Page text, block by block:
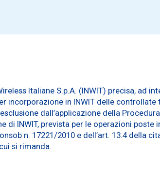
Italiane S.p.A. (INWIT) precisa, ad
incorporazione in INWIT delle controllate
dall’applicazione della
INWIT, prevista per le operazioni poste
n. 17221/2010 e dell’art. 13.4 della
si rimanda.